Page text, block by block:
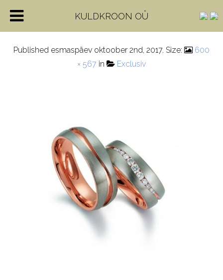
28168_7
Published esmaspäev oktoober 2nd, 2017. Size:
600
× 567 in Exclusiv
KULDKROON OÜ